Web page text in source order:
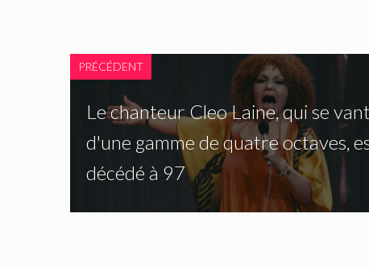
PRÉCÉDENT
Le chanteur Cleo Laine, qui se
d'une gamme de quatre octaves,
décédé à 97